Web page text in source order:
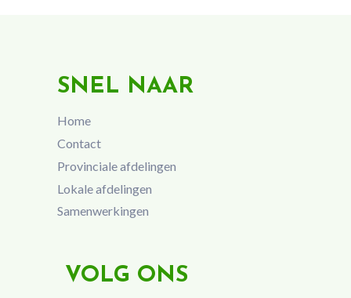
SNEL NAAR
Home
Contact
Provinciale afdelingen
Lokale afdelingen
Samenwerkingen
VOLG ONS